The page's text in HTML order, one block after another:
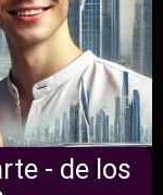
- de los